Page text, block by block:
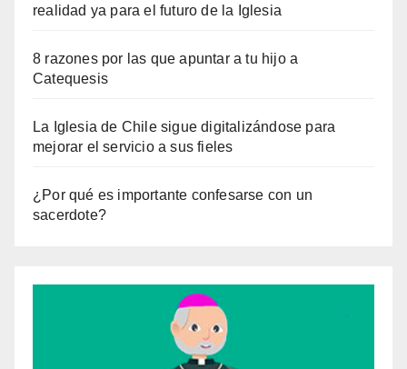
realidad ya para el futuro de la Iglesia
8 razones por las que apuntar a tu hijo a
Catequesis
La Iglesia de Chile sigue digitalizándose para
mejorar el servicio a sus fieles
¿Por qué es importante confesarse con un
sacerdote?